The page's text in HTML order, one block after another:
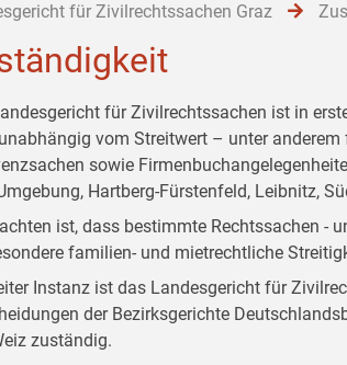
für Zivilrechtssachen Graz
für Zivilrechtssachen ist in
vom Streitwert – unter
sowie
Hartberg-Fürstenfeld, Leibnitz,
ist, dass bestimmte Rechtssachen -
familien- und mietrechtliche
Instanz ist das Landesgericht für
der Bezirksgerichte
zuständig.